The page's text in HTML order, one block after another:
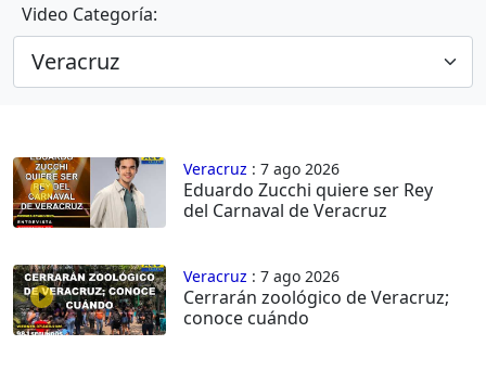
Video Categoría:
Veracruz : 7 ago 2026
Eduardo Zucchi quiere ser Rey
del Carnaval de Veracruz
Veracruz : 7 ago 2026
Cerrarán zoológico de Veracruz;
conoce cuándo